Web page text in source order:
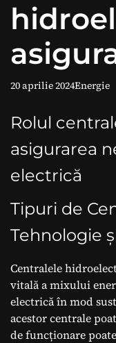
20 aprilie 2024Energie
Rolul
asigurarea
electrică
Tipuri de
Tehnologie
Centralele
vitală a mixului
electrică în mod
acestor centrale
de funcționare